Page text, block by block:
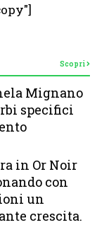
Scopri
Mignano
specifici
in Or Noir
con
un
crescita.